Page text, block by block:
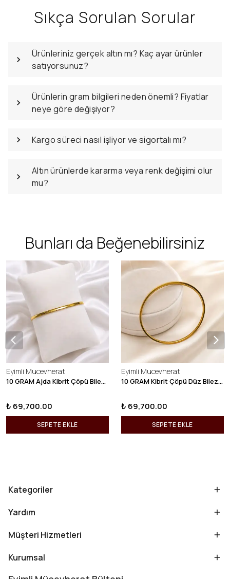
Sıkça Sorulan Sorular
Ürünleriniz gerçek altın mı? Kaç ayar ürünler
satıyorsunuz?
Ürünlerin gram bilgileri neden önemli? Fiyatlar
neye göre değişiyor?
Kargo süreci nasıl işliyor ve sigortalı mı?
Altın ürünlerde kararma veya renk değişimi olur
mu?
Bunları da Beğenebilirsiniz
Eyimli Mucevherat
10 GRAM Ajda Kibrit Çöpü Bilezik 22 Ayar 22BLZ003
₺ 69,700.00
SEPETE EKLE
Eyimli Mucevherat
10 GRAM Kibrit Çöpü Düz Bilezik 22 Ayar 22BLZ001
₺ 69,700.00
SEPETE EKLE
Kategoriler
Yardım
Müşteri Hizmetleri
Kurumsal